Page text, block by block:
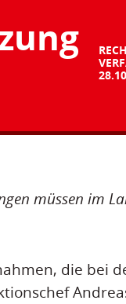
müssen im
die bei